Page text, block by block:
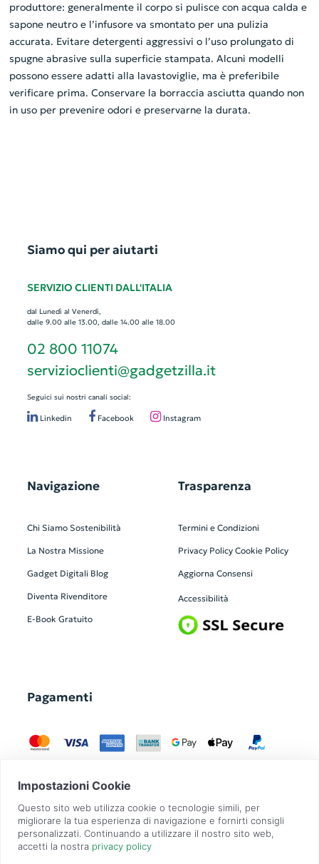
produttore: generalmente il corpo si pulisce con acqua calda e
sapone neutro e l’infusore va smontato per una pulizia
accurata. Evitare detergenti aggressivi o l’uso prolungato di
spugne abrasive sulla superficie stampata. Alcuni modelli
possono essere adatti alla lavastoviglie, ma è preferibile
verificare prima. Conservare la borraccia asciutta quando non
in uso per prevenire odori e preservarne la durata.
Siamo qui per aiutarti
SERVIZIO CLIENTI DALL'ITALIA
dal Lunedì al Venerdì,
dalle 9.00 alle 13.00, dalle 14.00 alle 18.00
02 800 11074
servizioclienti@gadgetzilla.it
Seguici sui nostri canali social:
Linkedin Facebook Instagram
Navigazione
Chi Siamo Sostenibilità
La Nostra Missione
Gadget Digitali Blog
Diventa Rivenditore
E-Book Gratuito
Trasparenza
Termini e Condizioni
Privacy Policy Cookie Policy
Aggiorna Consensi
Accessibilità
Pagamenti
GadgetZilla è un Brand di Overbi S.r.l.| realizzato conContit | © 2026 Tutti
i diritti riservati | P.IVA: 09351560967